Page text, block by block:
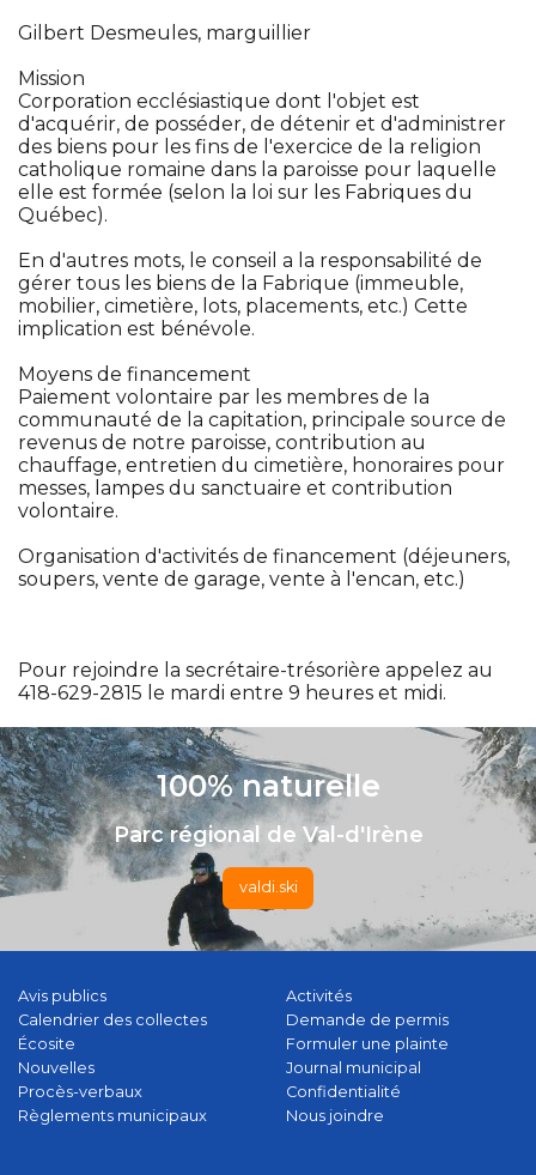
Gilbert Desmeules, marguillier
Mission
Corporation ecclésiastique dont l'objet est
d'acquérir, de posséder, de détenir et d'administrer
des biens pour les fins de l'exercice de la religion
catholique romaine dans la paroisse pour laquelle
elle est formée (selon la loi sur les Fabriques du
Québec).
En d'autres mots, le conseil a la responsabilité de
gérer tous les biens de la Fabrique (immeuble,
mobilier, cimetière, lots, placements, etc.) Cette
implication est bénévole.
Moyens de financement
Paiement volontaire par les membres de la
communauté de la capitation, principale source de
revenus de notre paroisse, contribution au
chauffage, entretien du cimetière, honoraires pour
messes, lampes du sanctuaire et contribution
volontaire.
Organisation d'activités de financement (déjeuners,
soupers, vente de garage, vente à l'encan, etc.)
Pour rejoindre la secrétaire-trésorière appelez au
418-629-2815 le mardi entre 9 heures et midi.
100% naturelle
Parc régional de Val-d'Irène
valdi.ski
Avis publics
Calendrier des collectes
Écosite
Nouvelles
Procès-verbaux
Règlements municipaux
Activités
Demande de permis
Formuler une plainte
Journal municipal
Confidentialité
Nous joindre